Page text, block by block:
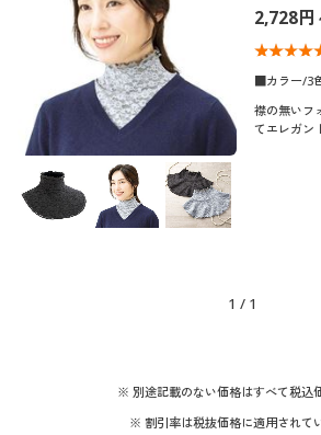
マイページ
閲覧履歴
お気に入り
サポート
冷感・涼感
抗菌防臭
撥水
レギュラー
2,728円
■カラー/3
襟の無いフ
てエレガン
1 / 1
※ 別途記載のない価格はすべて税込
※ 割引率は税抜価格に適用されて